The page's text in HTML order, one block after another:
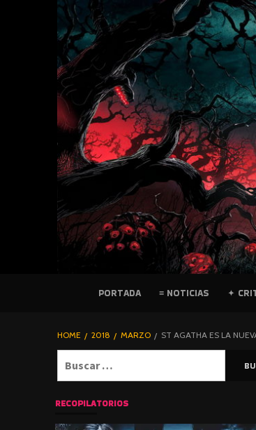
PELICULAS
BLOGHORROR
⋆
PORTADA ≡ NOTICIAS ✦
HOME 2018 MARZO ST AGATHA ES LA
RECOPILATORIOS